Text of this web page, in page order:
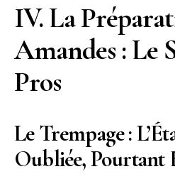
IV. La
Amandes : Le
Pros
Le Trempage :
Oubliée, Pourtant